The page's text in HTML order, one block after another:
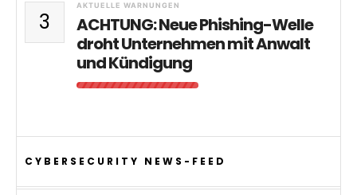
3
AKTUELLE WARNUNGEN
ACHTUNG: Neue Phishing-Welle
droht Unternehmen mit Anwalt
und Kündigung
CYBERSECURITY NEWS-FEED